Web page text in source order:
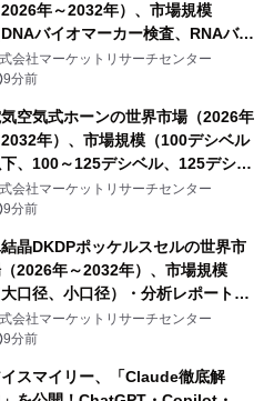
2026年～2032年）、市場規模
DNAバイオマーカー検査、RNAバイ
ーカー検査、タンパク質バイオマ
ー検査、細胞ベースのバイオマー
）・分析レポートを発表
会社マーケットリサーチセンター
9分前
空気式ホーンの世界市場（2026年
2032年）、市場規模（100デシベル
下、100～125デシベル、125デシベ
上）・分析レポートを発表
会社マーケットリサーチセンター
9分前
晶DKDPポッケルスセルの世界市
2026年～2032年）、市場規模
大口径、小口径）・分析レポートを
会社マーケットリサーチセンター
9分前
スマイリー、「Claude徹底解